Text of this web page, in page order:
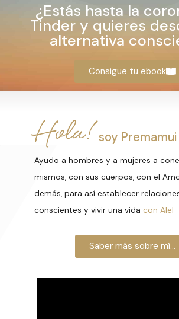
¿Estás hasta la
Tinder y quieres
alternativa
Consigue tu ebook
Hola!soy Premamui
Ayudo a hombres y a mujeres a
mismos, con sus cuerpos, con el
demás, para así establecer
conscientes y vivir una vida con
Saber más sobre mí...